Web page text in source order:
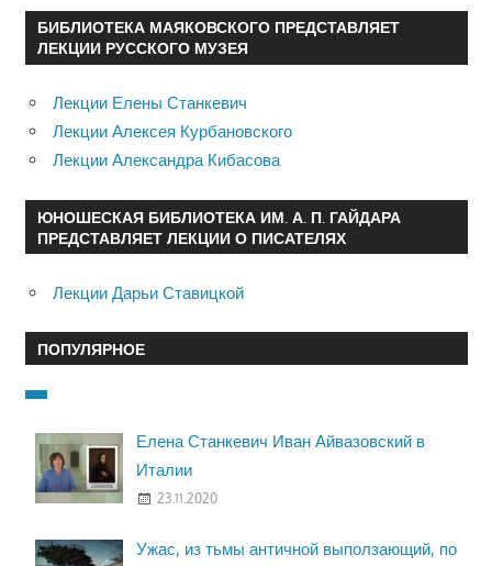
БИБЛИОТЕКА МАЯКОВСКОГО ПРЕДСТАВЛЯЕТ
ЛЕКЦИИ РУССКОГО МУЗЕЯ
Лекции Елены Станкевич
Лекции Алексея Курбановского
Лекции Александра Кибасова
ЮНОШЕСКАЯ БИБЛИОТЕКА ИМ. А. П. ГАЙДАРА
ПРЕДСТАВЛЯЕТ ЛЕКЦИИ О ПИСАТЕЛЯХ
Лекции Дарьи Ставицкой
ПОПУЛЯРНОЕ
Елена Станкевич Иван Айвазовский в
Италии
23.11.2020
Ужас, из тьмы античной выползающий, по